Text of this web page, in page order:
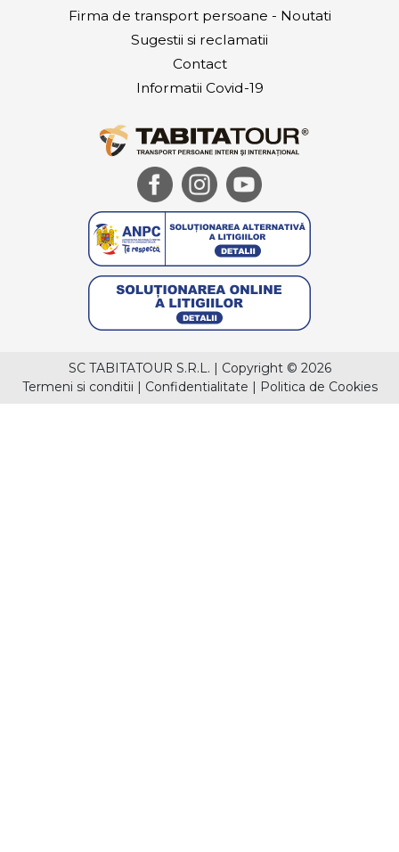
Firma de transport persoane - Noutati
Sugestii si reclamatii
Contact
Informatii Covid-19
SC TABITATOUR S.R.L. | Copyright © 2026
Termeni si conditii | Confidentialitate | Politica de Cookies